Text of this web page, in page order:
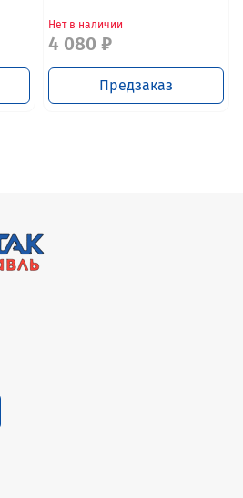
Нет в наличии
4 080 ₽
Предзаказ